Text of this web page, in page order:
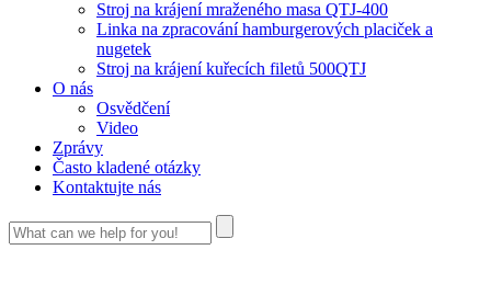
Stroj na krájení mraženého masa QTJ-400
Linka na zpracování hamburgerových placiček a
nugetek
Stroj na krájení kuřecích filetů 500QTJ
O nás
Osvědčení
Video
Zprávy
Často kladené otázky
Kontaktujte nás